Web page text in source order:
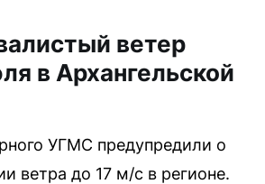
ветер
в Архангельской
УГМС предупредили о
ветра до 17 м/с в регионе.